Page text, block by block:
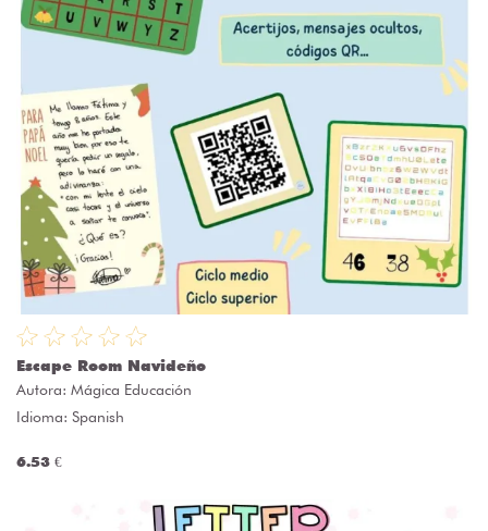
Escape Room Navideño
Autora: Mágica Educación
Idioma: Spanish
6.53 €